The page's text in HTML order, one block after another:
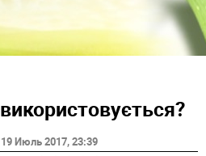
19 Июль 2017, 23:39